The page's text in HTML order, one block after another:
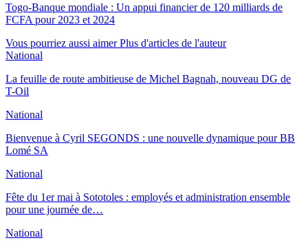
Togo-Banque mondiale : Un appui financier de 120 milliards de
FCFA pour 2023 et 2024
Vous pourriez aussi aimer Plus d'articles de l'auteur
National
La feuille de route ambitieuse de Michel Bagnah, nouveau DG de
T-Oil
National
Bienvenue à Cyril SEGONDS : une nouvelle dynamique pour BB
Lomé SA
National
Fête du 1er mai à Sototoles : employés et administration ensemble
pour une journée de…
National